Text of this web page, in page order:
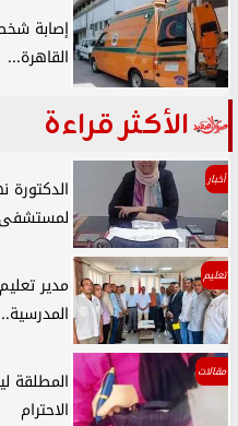
إصابة
القاهرة...
الأكثر قراءة
أخبار
الدكتورة
لمستشفى
تعليم
مدير
مقالات
المطلقة
الاحترام